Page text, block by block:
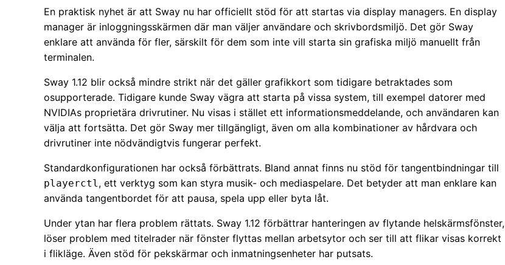
En praktisk nyhet är att Sway nu har officiellt stöd för att startas via display managers. En display
manager är inloggningsskärmen där man väljer användare och skrivbordsmiljö. Det gör Sway
enklare att använda för fler, särskilt för dem som inte vill starta sin grafiska miljö manuellt från
terminalen.
Sway 1.12 blir också mindre strikt när det gäller grafikkort som tidigare betraktades som
osupporterade. Tidigare kunde Sway vägra att starta på vissa system, till exempel datorer med
NVIDIAs proprietära drivrutiner. Nu visas i stället ett informationsmeddelande, och användaren kan
välja att fortsätta. Det gör Sway mer tillgängligt, även om alla kombinationer av hårdvara och
drivrutiner inte nödvändigtvis fungerar perfekt.
Standardkonfigurationen har också förbättrats. Bland annat finns nu stöd för tangentbindningar till
playerctl, ett verktyg som kan styra musik- och mediaspelare. Det betyder att man enklare kan
använda tangentbordet för att pausa, spela upp eller byta låt.
Under ytan har flera problem rättats. Sway 1.12 förbättrar hanteringen av flytande helskärmsfönster,
löser problem med titelrader när fönster flyttas mellan arbetsytor och ser till att flikar visas korrekt
i flikläge. Även stöd för pekskärmar och inmatningsenheter har putsats.